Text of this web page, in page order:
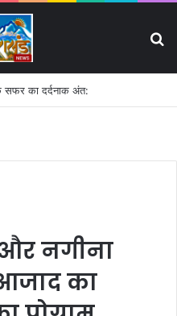
का असर:
नगीना
का